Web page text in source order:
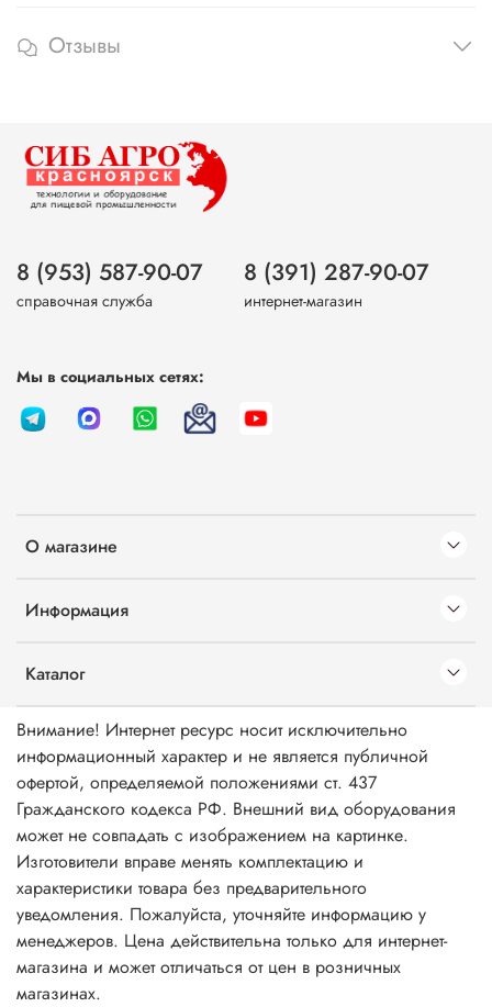
Отзывы
О магазине
Информация
Каталог
8 (953) 587-90-07
справочная служба
8 (391) 287-90-07
интернет-магазин
Мы в социальных сетях:
Внимание! Интернет ресурс носит исключительно
информационный характер и не является публичной
офертой, определяемой положениями ст. 437
Гражданского кодекса РФ. Внешний вид оборудования
может не совпадать с изображением на картинке.
Изготовители вправе менять комплектацию и
характеристики товара без предварительного
уведомления. Пожалуйста, уточняйте информацию у
менеджеров. Цена действительна только для интернет-
магазина и может отличаться от цен в розничных
магазинах.